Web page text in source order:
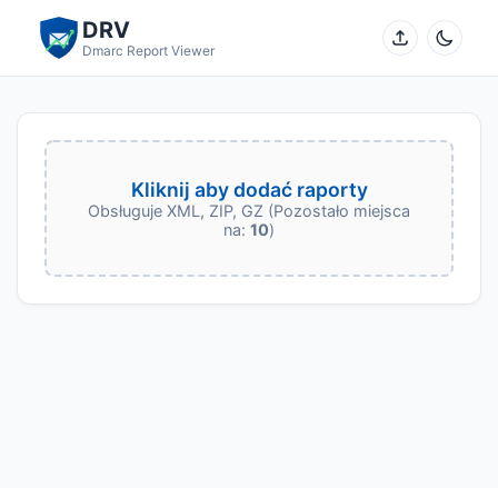
DRV
Dmarc Report Viewer
Kliknij aby dodać raporty
Obsługuje XML, ZIP, GZ (Pozostało miejsca
na: 10)